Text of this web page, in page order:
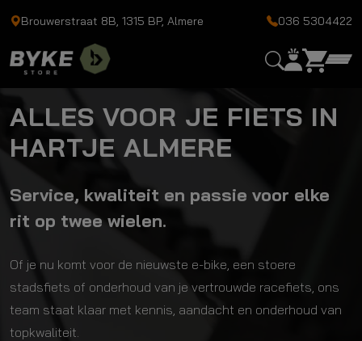
Brouwerstraat 8B, 1315 BP, Almere 036 5304422
ALLES VOOR JE FIETS IN
HARTJE ALMERE
Service, kwaliteit en passie voor elke
rit op twee wielen.
Of je nu komt voor de nieuwste e-bike, een stoere
stadsfiets of onderhoud van je vertrouwde racefiets, ons
team staat klaar met kennis, aandacht en onderhoud van
topkwaliteit.